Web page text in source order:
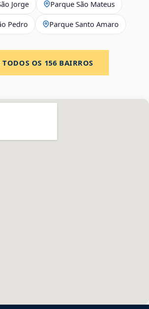
Jorge Parque São Mateus
Pedro Parque Santo Amaro
TODOS OS 156 BAIRROS